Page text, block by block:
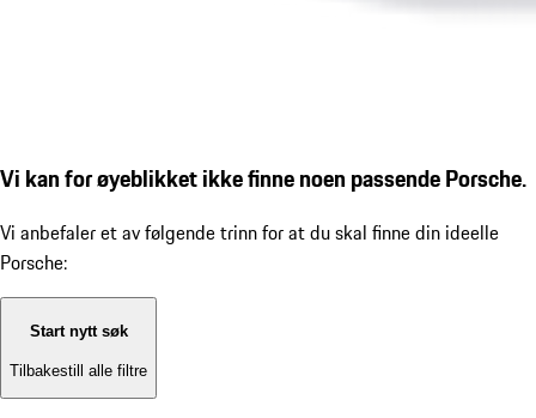
Vi kan for øyeblikket ikke finne noen passende Porsche.
Vi anbefaler et av følgende trinn for at du skal finne din ideelle
Porsche:
Start nytt søk
Tilbakestill alle filtre